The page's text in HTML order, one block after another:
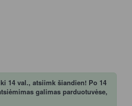
14 val., atsiimk šiandien! Po 14
galimas parduotuvėse,